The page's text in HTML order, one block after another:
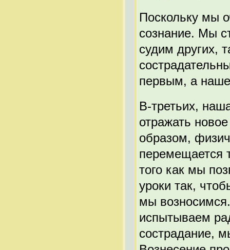
Поскольку мы
сознание. Мы
судим других,
первым, а наше
В-третьих,
отражать
образом,
перемещается
того как мы
уроки так,
мы
испытываем
сострадание,